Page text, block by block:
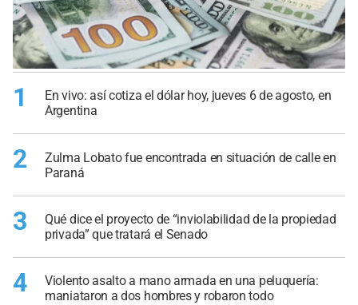
1
En vivo: así cotiza el dólar hoy, jueves 6 de agosto, en
Argentina
2
Zulma Lobato fue encontrada en situación de calle en
Paraná
3
Qué dice el proyecto de “inviolabilidad de la propiedad
privada” que tratará el Senado
4
Violento asalto a mano armada en una peluquería:
maniataron a dos hombres y robaron todo